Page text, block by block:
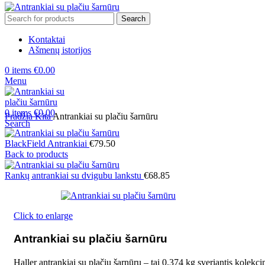
Search
Kontaktai
Ašmenų istorijos
0 items €0.00
Menu
0items €0.00
Search
PradžiaKitaAntrankiai su plačiu šarnūru
BlackField Antrankiai €79.50
Back to products
Rankų antrankiai su dvigubu lankstu €68.85
Click to enlarge
Antrankiai su plačiu šarnūru
Haller antrankiai su plačiu šarnūru – tai 0.374 kg sveriantis